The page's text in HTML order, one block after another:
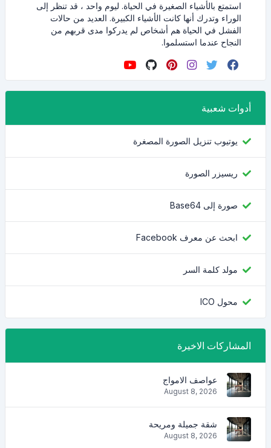
استمتع بالأشياء الصغيرة في الحياة. ليوم واحد ، قد تنظر إلى
الوراء وتدرك أنها كانت الأشياء الكبيرة. العديد من حالات
الفشل في الحياة هم أشخاص لم يدركوا مدى قربهم من
النجاح عندما استسلموا.
أدوات شعبية
يوتيوب تنزيل الصورة المصغرة
ريسيزر الصورة
صورة إلى Base64
ابحث عن معرف Facebook
مولد كلمة السر
محول ICO
المشاركات الاخيرة
عواصف الامواج
August 8, 2026
شقة جميلة ومريحة
August 8, 2026